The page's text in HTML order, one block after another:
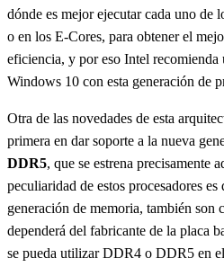
dónde es mejor ejecutar cada uno de
o en los E-Cores, para obtener el
eficiencia, y por eso Intel
Windows 10 con esta generación de
Otra de las novedades de esta
primera en dar soporte a la nueva
DDR5, que se estrena precisamente
peculiaridad de estos procesadores es
generación de memoria, también son
dependerá del fabricante de la placa
se pueda utilizar DDR4 o DDR5 en